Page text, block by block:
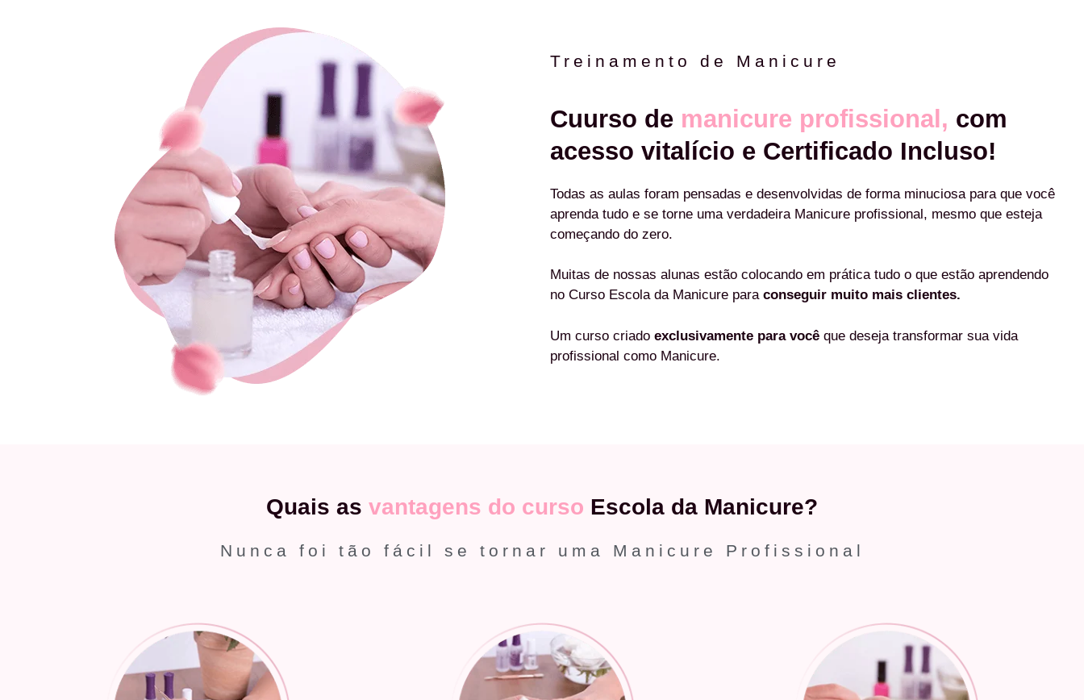
Treinamento de Manicure
Cuurso de manicure profissional, com
acesso vitalício e Certificado Incluso!
Todas as aulas foram pensadas e desenvolvidas de forma minuciosa para que você
aprenda tudo e se torne uma verdadeira Manicure profissional, mesmo que esteja
começando do zero.
Muitas de nossas alunas estão colocando em prática tudo o que estão aprendendo
no Curso Escola da Manicure para conseguir muito mais clientes.
Um curso criado exclusivamente para você que deseja transformar sua vida
profissional como Manicure.
Quais as vantagens do curso Escola da Manicure?
Nunca foi tão fácil se tornar uma Manicure Profissional